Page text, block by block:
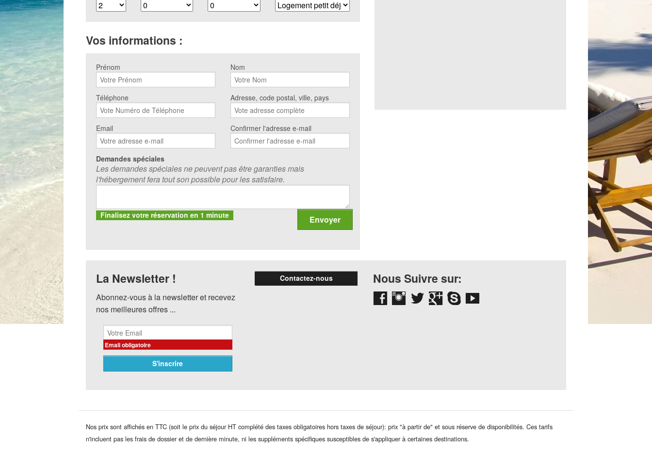
Vos informations :
Prénom Nom
Téléphone Adresse, code postal, ville, pays
Email Confirmer l'adresse e-mail
Demandes spéciales
Les demandes spéciales ne peuvent pas être garanties mais
l'hébergement fera tout son possible pour les satisfaire.
Finalisez votre réservation en 1 minute
La Newsletter !
Abonnez-vous à la newsletter et recevez
nos meilleures offres ...
Email obligatoire
Contactez-nous Nous Suivre sur:
Nos prix sont affichés en TTC (soit le prix du séjour HT complété des taxes obligatoires hors taxes de séjour): prix "à partir de" et sous réserve de disponibilités. Ces tarifs
n'incluent pas les frais de dossier et de dernière minute, ni les suppléments spécifiques susceptibles de s'appliquer à certaines destinations.